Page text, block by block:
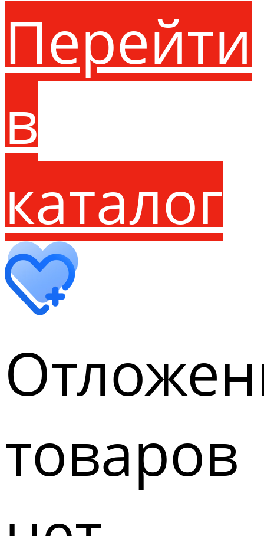
Перейти
в
каталог
товаров